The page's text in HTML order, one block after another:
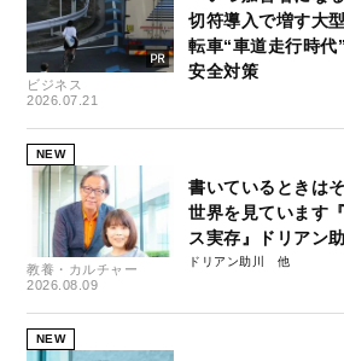
ビジネス
2026.07.21
切符導入で増す大
転車“車道走行時代
安全対策
NEW
教養・カルチャー
2026.08.09
書いているときは
世界を見ています
ス実存』ドリアン
ドリアン助川
NEW